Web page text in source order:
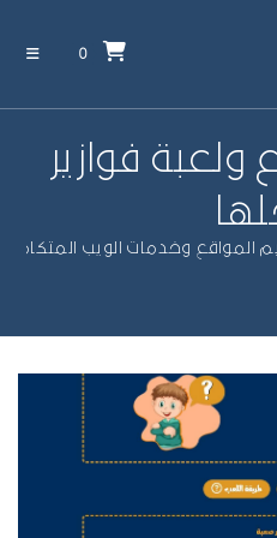
0
فوازير
المواقع وخدمات الويب المتكاملة